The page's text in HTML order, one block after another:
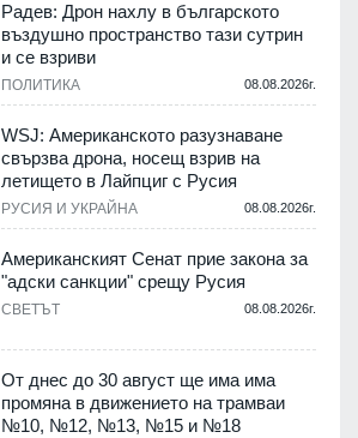
Радев: Дрон нахлу в българското
въздушно пространство тази сутрин
и се взриви
ПОЛИТИКА 08.08.2026г.
WSJ: Американското разузнаване
свързва дрона, носещ взрив на
летището в Лайпциг с Русия
РУСИЯ И УКРАЙНА 08.08.2026г.
Американският Сенат прие закона за
"адски санкции" срещу Русия
СВЕТЪТ 08.08.2026г.
От днес до 30 август ще има има
промяна в движението на трамваи
№10, №12, №13, №15 и №18